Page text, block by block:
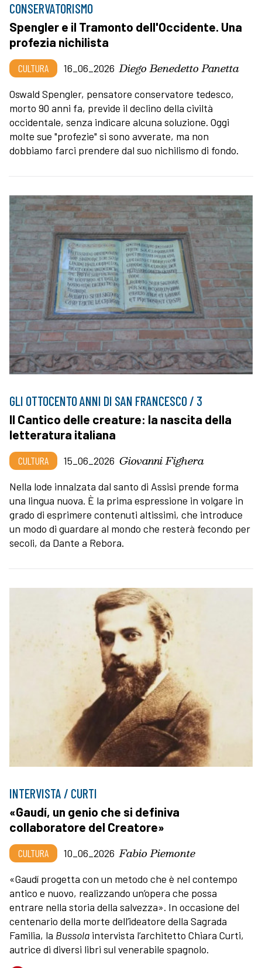
CONSERVATORISMO
Spengler e il Tramonto dell'Occidente. Una
profezia nichilista
CULTURA 16_06_2026 Diego Benedetto Panetta
Oswald Spengler, pensatore conservatore tedesco,
morto 90 anni fa, previde il declino della civiltà
occidentale, senza indicare alcuna soluzione. Oggi
molte sue "profezie" si sono avverate, ma non
dobbiamo farci prendere dal suo nichilismo di fondo.
GLI OTTOCENTO ANNI DI SAN FRANCESCO / 3
Il Cantico delle creature: la nascita della
letteratura italiana
CULTURA 15_06_2026 Giovanni Fighera
Nella lode innalzata dal santo di Assisi prende forma
una lingua nuova. È la prima espressione in volgare in
grado di esprimere contenuti altissimi, che introduce
un modo di guardare al mondo che resterà fecondo per
secoli, da Dante a Rebora.
INTERVISTA / CURTI
«Gaudí, un genio che si definiva
collaboratore del Creatore»
CULTURA 10_06_2026 Fabio Piemonte
«Gaudí progetta con un metodo che è nel contempo
antico e nuovo, realizzando un’opera che possa
entrare nella storia della salvezza». In occasione del
centenario della morte dell’ideatore della Sagrada
Familia, la Bussola intervista l’architetto Chiara Curti,
autrice di diversi libri sul venerabile spagnolo.